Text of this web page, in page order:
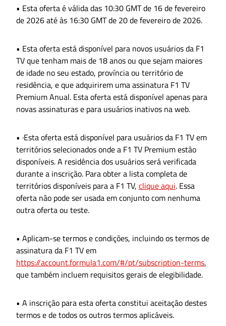
• Esta oferta é válida das 10:30 GMT de 16 de fevereiro
de 2026 até às 16:30 GMT de 20 de fevereiro de 2026.
• Esta oferta está disponível para novos usuários da F1
TV que tenham mais de 18 anos ou que sejam maiores
de idade no seu estado, província ou território de
residência, e que adquirirem uma assinatura F1 TV
Premium Anual. Esta oferta está disponível apenas para
novas assinaturas e para usuários inativos na web.
• ·Esta oferta está disponível para usuários da F1 TV em
territórios selecionados onde a F1 TV Premium estão
disponíveis. A residência dos usuários será verificada
durante a inscrição. Para obter a lista completa de
territórios disponíveis para a F1 TV, clique aqui. Essa
oferta não pode ser usada em conjunto com nenhuma
outra oferta ou teste.
• Aplicam-se termos e condições, incluindo os termos de
assinatura da F1 TV em
https://account.formula1.com/#/pt/subscription-terms,
que também incluem requisitos gerais de elegibilidade.
• A inscrição para esta oferta constitui aceitação destes
termos e de todos os outros termos aplicáveis.